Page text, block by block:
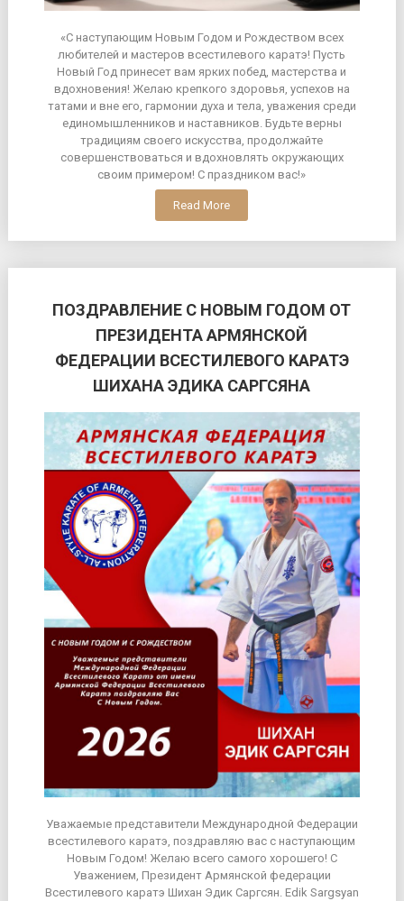
«С наступающим Новым Годом и Рождеством всех
любителей и мастеров всестилевого каратэ! Пусть
Новый Год принесет вам ярких побед, мастерства и
вдохновения! Желаю крепкого здоровья, успехов на
татами и вне его, гармонии духа и тела, уважения среди
единомышленников и наставников. Будьте верны
традициям своего искусства, продолжайте
совершенствоваться и вдохновлять окружающих
своим примером! С праздником вас!»
Read More
ПОЗДРАВЛЕНИЕ С НОВЫМ ГОДОМ ОТ
ПРЕЗИДЕНТА АРМЯНСКОЙ
ФЕДЕРАЦИИ ВСЕСТИЛЕВОГО КАРАТЭ
ШИХАНА ЭДИКА САРГСЯНА
Уважаемые представители Международной Федерации
всестилевого каратэ, поздравляю вас с наступающим
Новым Годом! Желаю всего самого хорошего! С
Уважением, Президент Армянской федерации
Всестилевого каратэ Шихан Эдик Саргсян. Edik Sargsyan